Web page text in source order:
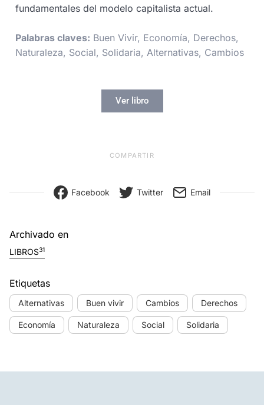
fundamentales del modelo capitalista actual.
Palabras claves: Buen Vivir, Economía, Derechos,
Naturaleza, Social, Solidaria, Alternativas, Cambios
Ver libro
COMPARTIR
Facebook Twitter Email
Archivado en
LIBROS31
Etiquetas
Alternativas Buen vivir Cambios Derechos
Economía Naturaleza Social Solidaria